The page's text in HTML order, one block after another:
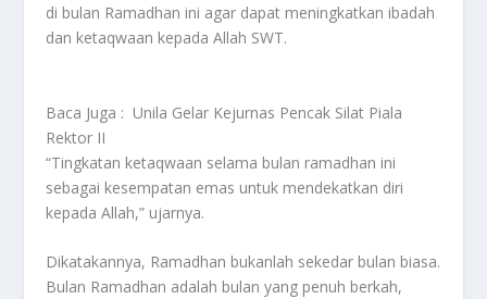
di bulan Ramadhan ini agar dapat meningkatkan ibadah
dan ketaqwaan kepada Allah SWT.
Baca Juga : Unila Gelar Kejurnas Pencak Silat Piala
Rektor II
“Tingkatan ketaqwaan selama bulan ramadhan ini
sebagai kesempatan emas untuk mendekatkan diri
kepada Allah,” ujarnya.
Dikatakannya, Ramadhan bukanlah sekedar bulan biasa.
Bulan Ramadhan adalah bulan yang penuh berkah,